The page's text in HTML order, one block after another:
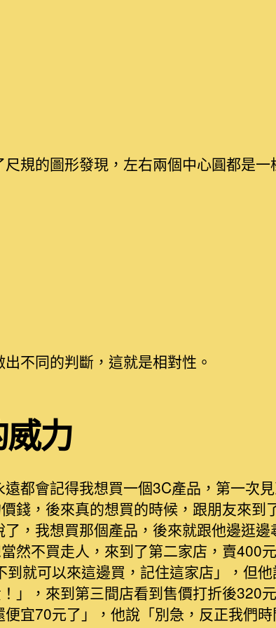
規的圖形發現，左右兩個中心圓都是一
不同的判斷，這就是相對性。
威力
都會記得我想買一個3C產品，第一次
錢，後來真的想買的時候，跟朋友來到
，我想買那個產品，後來就跟他邊逛
然不買走人，來到了第二家店，賣400
就可以來這邊買，記住這家店」，但
」，來到第三間店看到售價打折後320
宜70元了」，他說「別急，反正我們